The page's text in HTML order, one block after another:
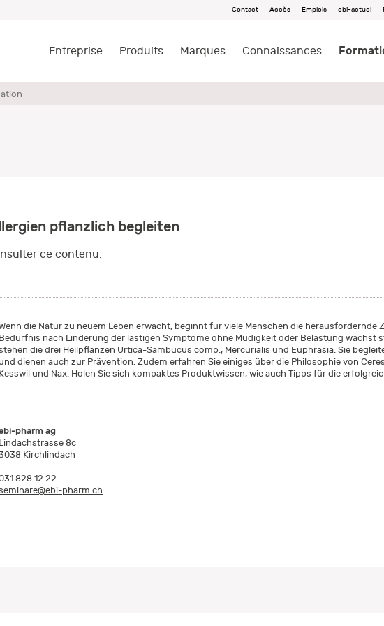
Contact Accès Emplois ebi-actuel
Entreprise Produits Marques Connaissances
pflanzlich begleiten
ce contenu.
die Natur zu neuem Leben erwacht, beginnt für viele Menschen die herausfordernde
Bedürfnis nach Linderung der lästigen Symptome ohne Müdigkeit oder Belastung wächst
die drei Heilpflanzen Urtica-Sambucus comp., Mercurialis und Euphrasia. Sie
und dienen auch zur Prävention. Zudem erfahren Sie einiges über die Philosophie von
Kesswil und Nax. Holen Sie sich kompaktes Produktwissen, wie auch Tipps für die
pharm ag
Lindachstrasse 8c
Kirchlindach
828 12 22
pharm.ch